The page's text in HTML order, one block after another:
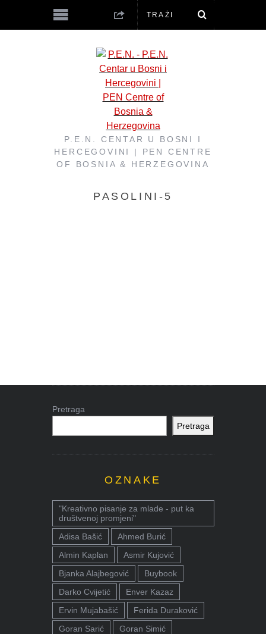
P.E.N. CENTAR U BOSNI I
HERCEGOVINI | PEN CENTRE
OF BOSNIA & HERZEGOVINA
PASOLINI-5
Pretraga
Pretraga
OZNAKE
"Kreativno pisanje za mlade - put ka
društvenoj promjeni"
Adisa Bašić
Ahmed Burić
Almin Kaplan
Asmir Kujović
Bjanka Alajbegović
Buybook
Darko Cvijetić
Enver Kazaz
Ervin Mujabašić
Ferida Duraković
Goran Sarić
Goran Simić